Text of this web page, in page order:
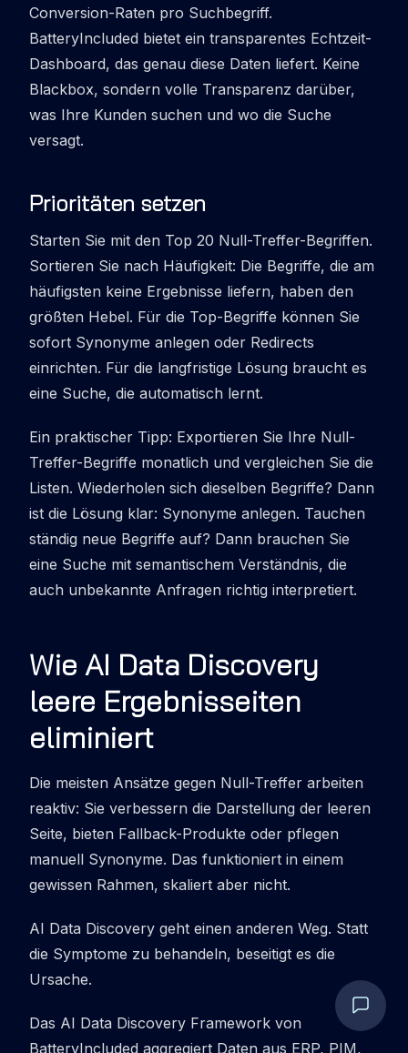
Conversion-Raten pro Suchbegriff.
BatteryIncluded bietet ein transparentes Echtzeit-
Dashboard, das genau diese Daten liefert. Keine
Blackbox, sondern volle Transparenz darüber,
was Ihre Kunden suchen und wo die Suche
versagt.
Prioritäten setzen
Starten Sie mit den Top 20 Null-Treffer-Begriffen.
Sortieren Sie nach Häufigkeit: Die Begriffe, die am
häufigsten keine Ergebnisse liefern, haben den
größten Hebel. Für die Top-Begriffe können Sie
sofort Synonyme anlegen oder Redirects
einrichten. Für die langfristige Lösung braucht es
eine Suche, die automatisch lernt.
Ein praktischer Tipp: Exportieren Sie Ihre Null-
Treffer-Begriffe monatlich und vergleichen Sie die
Listen. Wiederholen sich dieselben Begriffe? Dann
ist die Lösung klar: Synonyme anlegen. Tauchen
ständig neue Begriffe auf? Dann brauchen Sie
eine Suche mit semantischem Verständnis, die
auch unbekannte Anfragen richtig interpretiert.
Wie AI Data Discovery
leere Ergebnisseiten
eliminiert
Die meisten Ansätze gegen Null-Treffer arbeiten
reaktiv: Sie verbessern die Darstellung der leeren
Seite, bieten Fallback-Produkte oder pflegen
manuell Synonyme. Das funktioniert in einem
gewissen Rahmen, skaliert aber nicht.
AI Data Discovery geht einen anderen Weg. Statt
die Symptome zu behandeln, beseitigt es die
Ursache.
Das AI Data Discovery Framework von
BatteryIncluded aggregiert Daten aus ERP, PIM,